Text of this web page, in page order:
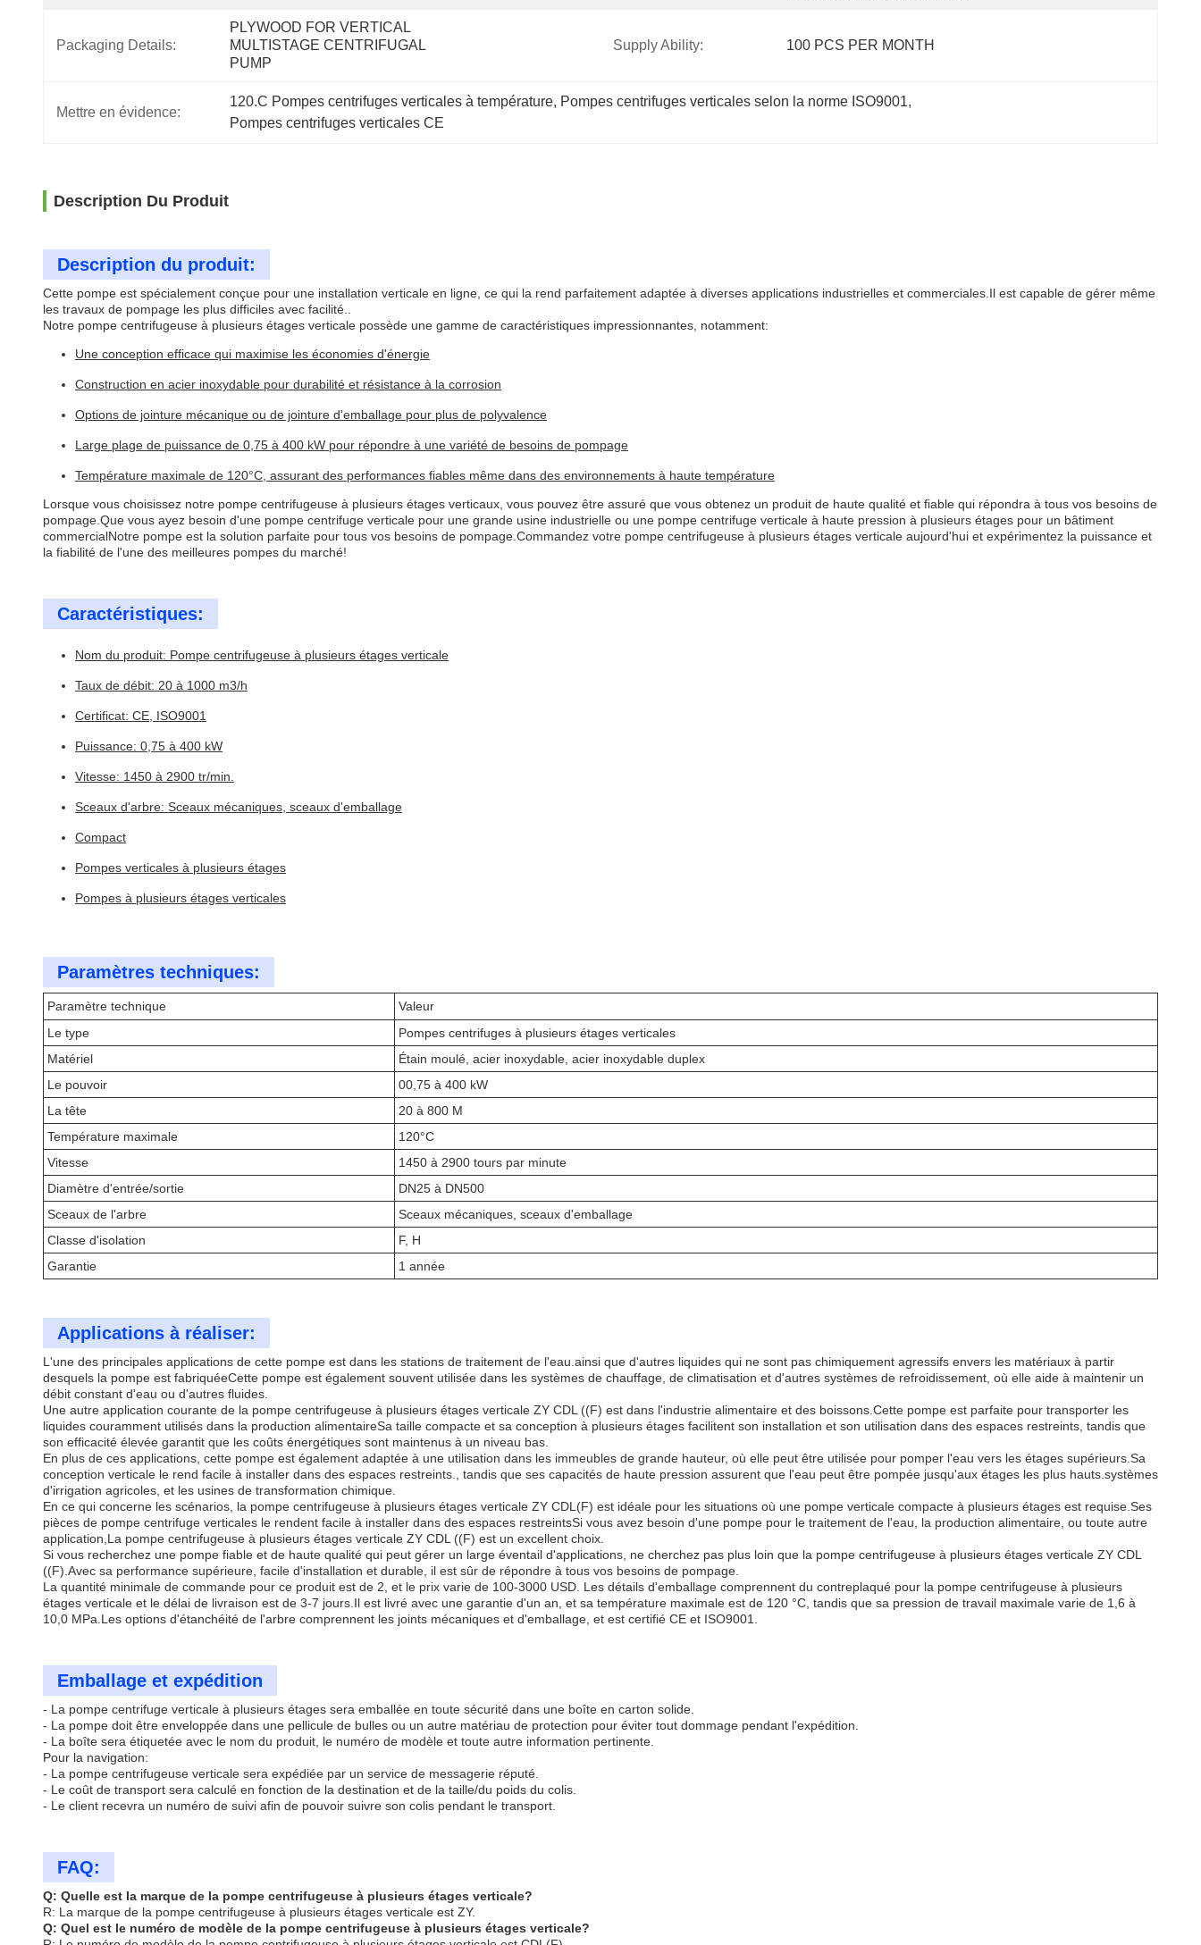
Packaging Details:
PLYWOOD FOR VERTICAL
MULTISTAGE CENTRIFUGAL
PUMP
Supply Ability: 100 PCS PER MONTH
Mettre en évidence:
120.C Pompes centrifuges verticales à température, Pompes centrifuges verticales selon la norme ISO9001,
Pompes centrifuges verticales CE
Description Du Produit
Description du produit:
Cette pompe est spécialement conçue pour une installation verticale en ligne, ce qui la rend parfaitement adaptée à diverses applications industrielles et commerciales.Il est capable de gérer même
les travaux de pompage les plus difficiles avec facilité..
Notre pompe centrifugeuse à plusieurs étages verticale possède une gamme de caractéristiques impressionnantes, notamment:
Une conception efficace qui maximise les économies d'énergie
Construction en acier inoxydable pour durabilité et résistance à la corrosion
Options de jointure mécanique ou de jointure d'emballage pour plus de polyvalence
Large plage de puissance de 0,75 à 400 kW pour répondre à une variété de besoins de pompage
Température maximale de 120°C, assurant des performances fiables même dans des environnements à haute température
Lorsque vous choisissez notre pompe centrifugeuse à plusieurs étages verticaux, vous pouvez être assuré que vous obtenez un produit de haute qualité et fiable qui répondra à tous vos besoins de
pompage.Que vous ayez besoin d'une pompe centrifuge verticale pour une grande usine industrielle ou une pompe centrifuge verticale à haute pression à plusieurs étages pour un bâtiment
commercialNotre pompe est la solution parfaite pour tous vos besoins de pompage.Commandez votre pompe centrifugeuse à plusieurs étages verticale aujourd'hui et expérimentez la puissance et
la fiabilité de l'une des meilleures pompes du marché!
Caractéristiques:
Nom du produit: Pompe centrifugeuse à plusieurs étages verticale
Taux de débit: 20 à 1000 m3/h
Certificat: CE, ISO9001
Puissance: 0,75 à 400 kW
Vitesse: 1450 à 2900 tr/min.
Sceaux d'arbre: Sceaux mécaniques, sceaux d'emballage
Compact
Pompes verticales à plusieurs étages
Pompes à plusieurs étages verticales
Paramètres techniques:
Paramètre technique
Valeur
Le type
Pompes centrifuges à plusieurs étages verticales
Matériel
Étain moulé, acier inoxydable, acier inoxydable duplex
Le pouvoir
00,75 à 400 kW
La tête
20 à 800 M
Température maximale
120°C
Vitesse
1450 à 2900 tours par minute
Diamètre d'entrée/sortie
DN25 à DN500
Sceaux de l'arbre
Sceaux mécaniques, sceaux d'emballage
Classe d'isolation
F, H
Garantie
1 année
Applications à réaliser:
L'une des principales applications de cette pompe est dans les stations de traitement de l'eau.ainsi que d'autres liquides qui ne sont pas chimiquement agressifs envers les matériaux à partir
desquels la pompe est fabriquéeCette pompe est également souvent utilisée dans les systèmes de chauffage, de climatisation et d'autres systèmes de refroidissement, où elle aide à maintenir un
débit constant d'eau ou d'autres fluides.
Une autre application courante de la pompe centrifugeuse à plusieurs étages verticale ZY CDL ((F) est dans l'industrie alimentaire et des boissons.Cette pompe est parfaite pour transporter les
liquides couramment utilisés dans la production alimentaireSa taille compacte et sa conception à plusieurs étages facilitent son installation et son utilisation dans des espaces restreints, tandis que
son efficacité élevée garantit que les coûts énergétiques sont maintenus à un niveau bas.
En plus de ces applications, cette pompe est également adaptée à une utilisation dans les immeubles de grande hauteur, où elle peut être utilisée pour pomper l'eau vers les étages supérieurs.Sa
conception verticale le rend facile à installer dans des espaces restreints., tandis que ses capacités de haute pression assurent que l'eau peut être pompée jusqu'aux étages les plus hauts.systèmes
d'irrigation agricoles, et les usines de transformation chimique.
En ce qui concerne les scénarios, la pompe centrifugeuse à plusieurs étages verticale ZY CDL(F) est idéale pour les situations où une pompe verticale compacte à plusieurs étages est requise.Ses
pièces de pompe centrifuge verticales le rendent facile à installer dans des espaces restreintsSi vous avez besoin d'une pompe pour le traitement de l'eau, la production alimentaire, ou toute autre
application,La pompe centrifugeuse à plusieurs étages verticale ZY CDL ((F) est un excellent choix.
Si vous recherchez une pompe fiable et de haute qualité qui peut gérer un large éventail d'applications, ne cherchez pas plus loin que la pompe centrifugeuse à plusieurs étages verticale ZY CDL
((F).Avec sa performance supérieure, facile d'installation et durable, il est sûr de répondre à tous vos besoins de pompage.
La quantité minimale de commande pour ce produit est de 2, et le prix varie de 100-3000 USD. Les détails d'emballage comprennent du contreplaqué pour la pompe centrifugeuse à plusieurs
étages verticale et le délai de livraison est de 3-7 jours.Il est livré avec une garantie d'un an, et sa température maximale est de 120 °C, tandis que sa pression de travail maximale varie de 1,6 à
10,0 MPa.Les options d'étanchéité de l'arbre comprennent les joints mécaniques et d'emballage, et est certifié CE et ISO9001.
Emballage et expédition
- La pompe centrifuge verticale à plusieurs étages sera emballée en toute sécurité dans une boîte en carton solide.
- La pompe doit être enveloppée dans une pellicule de bulles ou un autre matériau de protection pour éviter tout dommage pendant l'expédition.
- La boîte sera étiquetée avec le nom du produit, le numéro de modèle et toute autre information pertinente.
Pour la navigation:
- La pompe centrifugeuse verticale sera expédiée par un service de messagerie réputé.
- Le coût de transport sera calculé en fonction de la destination et de la taille/du poids du colis.
- Le client recevra un numéro de suivi afin de pouvoir suivre son colis pendant le transport.
FAQ:
Q: Quelle est la marque de la pompe centrifugeuse à plusieurs étages verticale?
R: La marque de la pompe centrifugeuse à plusieurs étages verticale est ZY.
Q: Quel est le numéro de modèle de la pompe centrifugeuse à plusieurs étages verticale?